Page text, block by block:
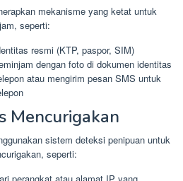
mekanisme yang ketat untuk
seperti:
resmi (KTP, paspor, SIM)
dengan foto di dokumen identitas
atau mengirim pesan SMS untuk
Mencurigakan
sistem deteksi penipuan untuk
seperti: